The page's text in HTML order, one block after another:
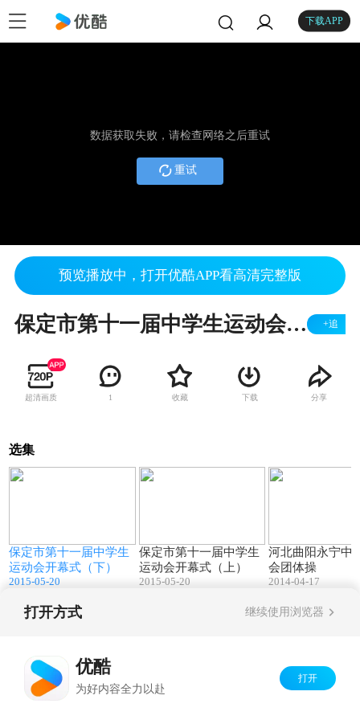
下载APP
数据获取失败，请检查网络之后重试
重试
预览播放中，打开优酷APP看高清完整版
保定市第十一届中学生运动会开幕式（下） +追
超清画质 1 收藏 下载 分享
选集
保定市第十一届中学生
运动会开幕式（下）
2015-05-20
保定市第十一届中学生
运动会开幕式（上）
2015-05-20
河北曲阳永宁中
会团体操
2014-04-17
打开方式 继续使用浏览器
优酷
为好内容全力以赴
打开